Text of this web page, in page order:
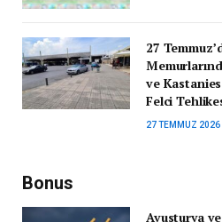
27
ve Kastanies
Felci
27 TEMMUZ 2026
Bonus
Avusturya